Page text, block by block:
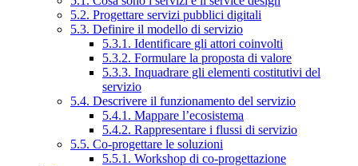
5.2. Progettare servizi pubblici digitali
5.3. Definire il modello di servizio
5.3.1. Identificare gli attori coinvolti
5.3.2. Formulare la proposta di valore
5.3.3. Inquadrare gli elementi costitutivi del
servizio
5.4. Descrivere il funzionamento del servizio
5.4.1. Mappare l’ecosistema
5.4.2. Rappresentare i flussi di servizio
5.5. Co-progettare le soluzioni
5.5.1. Workshop di co-progettazione